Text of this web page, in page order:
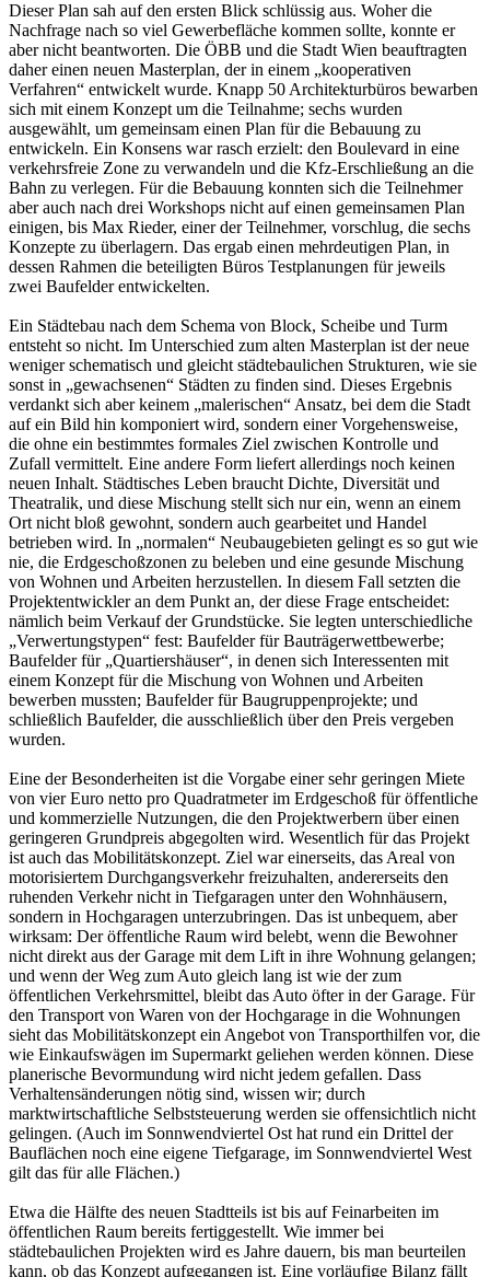
Dieser Plan sah auf den ersten Blick schlüssig aus. Woher die
Nachfrage nach so viel Gewerbefläche kommen sollte, konnte er
aber nicht beantworten. Die ÖBB und die Stadt Wien beauftragten
daher einen neuen Masterplan, der in einem „kooperativen
Verfahren“ entwickelt wurde. Knapp 50 Architekturbüros bewarben
sich mit einem Konzept um die Teilnahme; sechs wurden
ausgewählt, um gemeinsam einen Plan für die Bebauung zu
entwickeln. Ein Konsens war rasch erzielt: den Boulevard in eine
verkehrsfreie Zone zu verwandeln und die Kfz-Erschließung an die
Bahn zu verlegen. Für die Bebauung konnten sich die Teilnehmer
aber auch nach drei Workshops nicht auf einen gemeinsamen Plan
einigen, bis Max Rieder, einer der Teilnehmer, vorschlug, die sechs
Konzepte zu überlagern. Das ergab einen mehrdeutigen Plan, in
dessen Rahmen die beteiligten Büros Testplanungen für jeweils
zwei Baufelder entwickelten.
Ein Städtebau nach dem Schema von Block, Scheibe und Turm
entsteht so nicht. Im Unterschied zum alten Masterplan ist der neue
weniger schematisch und gleicht städtebaulichen Strukturen, wie sie
sonst in „gewachsenen“ Städten zu finden sind. Dieses Ergebnis
verdankt sich aber keinem „malerischen“ Ansatz, bei dem die Stadt
auf ein Bild hin komponiert wird, sondern einer Vorgehensweise,
die ohne ein bestimmtes formales Ziel zwischen Kontrolle und
Zufall vermittelt. Eine andere Form liefert allerdings noch keinen
neuen Inhalt. Städtisches Leben braucht Dichte, Diversität und
Theatralik, und diese Mischung stellt sich nur ein, wenn an einem
Ort nicht bloß gewohnt, sondern auch gearbeitet und Handel
betrieben wird. In „normalen“ Neubaugebieten gelingt es so gut wie
nie, die Erdgeschoßzonen zu beleben und eine gesunde Mischung
von Wohnen und Arbeiten herzustellen. In diesem Fall setzten die
Projektentwickler an dem Punkt an, der diese Frage entscheidet:
nämlich beim Verkauf der Grundstücke. Sie legten unterschiedliche
„Verwertungstypen“ fest: Baufelder für Bauträgerwettbewerbe;
Baufelder für „Quartiershäuser“, in denen sich Interessenten mit
einem Konzept für die Mischung von Wohnen und Arbeiten
bewerben mussten; Baufelder für Baugruppenprojekte; und
schließlich Baufelder, die ausschließlich über den Preis vergeben
wurden.
Eine der Besonderheiten ist die Vorgabe einer sehr geringen Miete
von vier Euro netto pro Quadratmeter im Erdgeschoß für öffentliche
und kommerzielle Nutzungen, die den Projektwerbern über einen
geringeren Grundpreis abgegolten wird. Wesentlich für das Projekt
ist auch das Mobilitätskonzept. Ziel war einerseits, das Areal von
motorisiertem Durchgangsverkehr freizuhalten, andererseits den
ruhenden Verkehr nicht in Tiefgaragen unter den Wohnhäusern,
sondern in Hochgaragen unterzubringen. Das ist unbequem, aber
wirksam: Der öffentliche Raum wird belebt, wenn die Bewohner
nicht direkt aus der Garage mit dem Lift in ihre Wohnung gelangen;
und wenn der Weg zum Auto gleich lang ist wie der zum
öffentlichen Verkehrsmittel, bleibt das Auto öfter in der Garage. Für
den Transport von Waren von der Hochgarage in die Wohnungen
sieht das Mobilitätskonzept ein Angebot von Transporthilfen vor, die
wie Einkaufswägen im Supermarkt geliehen werden können. Diese
planerische Bevormundung wird nicht jedem gefallen. Dass
Verhaltensänderungen nötig sind, wissen wir; durch
marktwirtschaftliche Selbststeuerung werden sie offensichtlich nicht
gelingen. (Auch im Sonnwendviertel Ost hat rund ein Drittel der
Bauflächen noch eine eigene Tiefgarage, im Sonnwendviertel West
gilt das für alle Flächen.)
Etwa die Hälfte des neuen Stadtteils ist bis auf Feinarbeiten im
öffentlichen Raum bereits fertiggestellt. Wie immer bei
städtebaulichen Projekten wird es Jahre dauern, bis man beurteilen
kann, ob das Konzept aufgegangen ist. Eine vorläufige Bilanz fällt